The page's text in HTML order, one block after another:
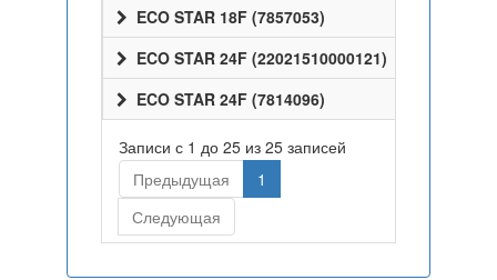
ECO STAR 18F (7857053)
ECO STAR 24F (22021510000121)
ECO STAR 24F (7814096)
Записи с 1 до 25 из 25 записей
Предыдущая
1
Следующая